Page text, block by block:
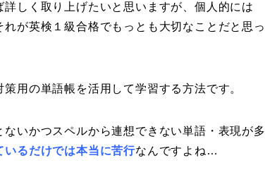
しく取り上げたいと思いますが、個人的には
れが英検１級合格でもっとも大切なことだと思っ
用の単語帳を活用して学習する方法です。
いかつスペルから連想できない単語・表現が多
いるだけでは本当に苦行なんですよね…